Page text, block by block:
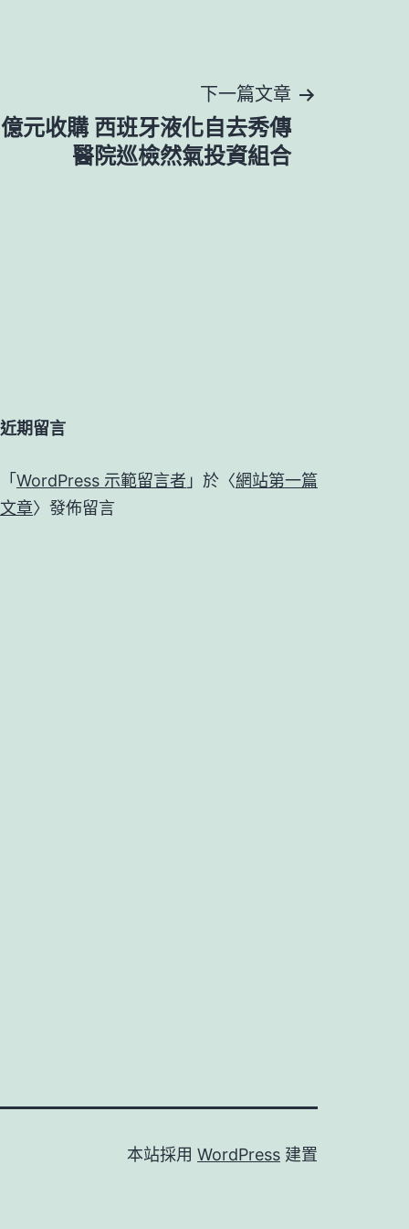
下一篇文章
元收購 西班牙液化自去秀傳
醫院巡檢然氣投資組合
近期留言
「 WordPress 示範留言者 」於〈網站第一篇
文章〉發佈留言
本站採用 WordPress 建置